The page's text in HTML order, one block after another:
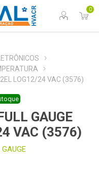
0
LOG12/24 VAC (3576)
GAUGE
VAC (3576)